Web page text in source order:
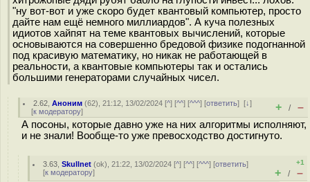
"ну вот-вот и уже скоро будет квантовый компьютер, просто
дайте нам ещё немного миллиардов". А куча полезных
идиотов хайпят на теме квантовых вычислений, которые
основываются на совершенно бредовой физике подогнанной
под красивую математику, но никак не работающей в
реальности, а квантовые компьютеры так и остались
большими генераторами случайных чисел.
2.62 ,Аноним (62), 21:12, 13/02/2024 [^] [^^] [^^^] [ответить][↓]
[к модератору] + / –
А посоны, которые давно уже на них алгоритмы исполняют,
и не знали! Вообще-то уже превосходство достигнуто.
3.63 ,Skullnet (ok), 21:22, 13/02/2024 [^] [^^] [^^^] [ответить]
[к модератору]
+1
+ / –